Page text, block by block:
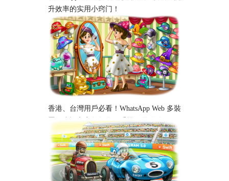
升效率的实用小窍门！
香港、台灣用戶必看！WhatsApp Web 多裝
置同步設定完整教學｜手機、電腦跨平台
使用指南